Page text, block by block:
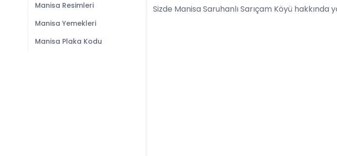
Manisa Resimleri
Manisa Yemekleri
Manisa Plaka Kodu
Sizde Manisa Saruhanlı Sarıçam Köyü hakkında